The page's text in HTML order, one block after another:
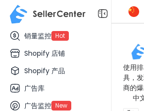
销量监控 Hot
Shopify 店铺
Shopify 产品
广告库
广告监控 New
使用
具，
商的
中